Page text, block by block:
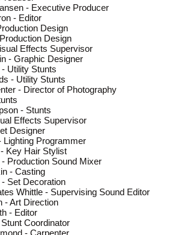
- Executive Producer
- Editor
Design
Design
Effects Supervisor
- Graphic Designer
Utility Stunts
- Utility Stunts
- Director of Photography
- Stunts
Effects Supervisor
Designer
Lighting Programmer
Key Hair Stylist
Production Sound Mixer
- Casting
Set Decoration
Whittle - Supervising Sound Editor
- Art Direction
- Editor
Coordinator
- Carpenter